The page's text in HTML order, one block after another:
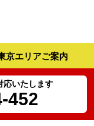
京エリアご案内
応いたします
452
ズアイAll Rights Reserved.